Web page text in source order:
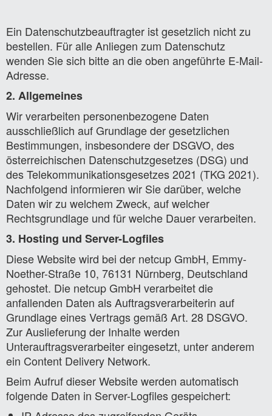
Ein Datenschutzbeauftragter ist gesetzlich nicht zu
bestellen. Für alle Anliegen zum Datenschutz
wenden Sie sich bitte an die oben angeführte E-Mail-
Adresse.
2. Allgemeines
Wir verarbeiten personenbezogene Daten
ausschließlich auf Grundlage der gesetzlichen
Bestimmungen, insbesondere der DSGVO, des
österreichischen Datenschutzgesetzes (DSG) und
des Telekommunikationsgesetzes 2021 (TKG 2021).
Nachfolgend informieren wir Sie darüber, welche
Daten wir zu welchem Zweck, auf welcher
Rechtsgrundlage und für welche Dauer verarbeiten.
3. Hosting und Server-Logfiles
Diese Website wird bei der netcup GmbH, Emmy-
Noether-Straße 10, 76131 Nürnberg, Deutschland
gehostet. Die netcup GmbH verarbeitet die
anfallenden Daten als Auftragsverarbeiterin auf
Grundlage eines Vertrags gemäß Art. 28 DSGVO.
Zur Auslieferung der Inhalte werden
Unterauftragsverarbeiter eingesetzt, unter anderem
ein Content Delivery Network.
Beim Aufruf dieser Website werden automatisch
folgende Daten in Server-Logfiles gespeichert: